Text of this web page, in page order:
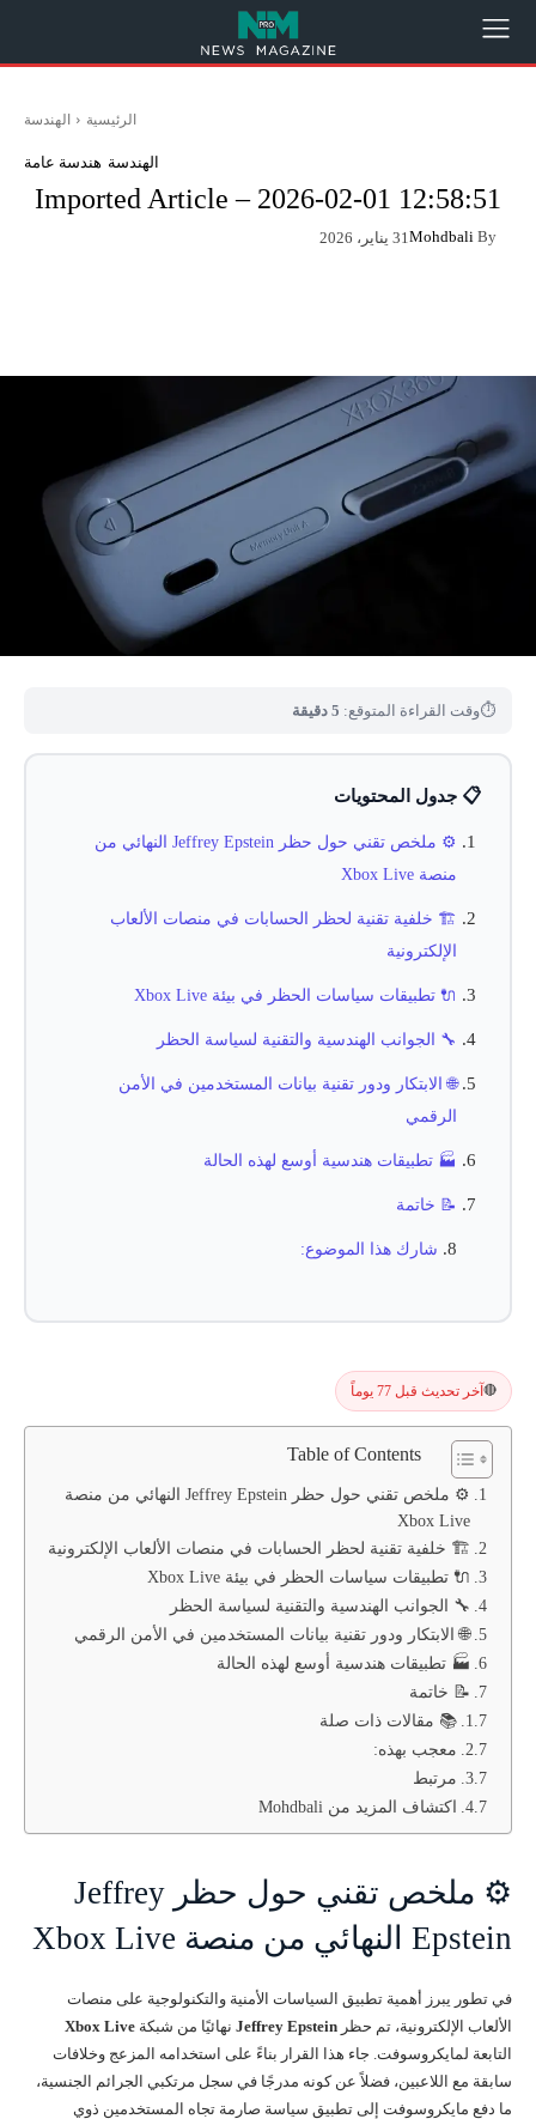
الرئيسية الهندسة
الهندسة هندسة عامة
Imported Article – 2026-02-01 12:58:51
By
Mohdbali 31 يناير، 2026
⏱وقت القراءة المتوقع: 5 دقيقة
📋 جدول المحتويات
⚙️ ملخص تقني حول حظر Jeffrey Epstein النهائي من
منصة Xbox Live
🏗️ خلفية تقنية لحظر الحسابات في منصات الألعاب
الإلكترونية
🔌 تطبيقات سياسات الحظر في بيئة Xbox Live
🔧 الجوانب الهندسية والتقنية لسياسة الحظر
🌐 الابتكار ودور تقنية بيانات المستخدمين في الأمن
الرقمي
🏭 تطبيقات هندسية أوسع لهذه الحالة
📝 خاتمة
شارك هذا الموضوع:
🔴آخر تحديث قبل 77 يوماً
Table of Contents
⚙️ ملخص تقني حول حظر Jeffrey Epstein النهائي من منصة
Xbox Live
🏗️ خلفية تقنية لحظر الحسابات في منصات الألعاب الإلكترونية
🔌 تطبيقات سياسات الحظر في بيئة Xbox Live
🔧 الجوانب الهندسية والتقنية لسياسة الحظر
🌐 الابتكار ودور تقنية بيانات المستخدمين في الأمن الرقمي
🏭 تطبيقات هندسية أوسع لهذه الحالة
📝 خاتمة
📚 مقالات ذات صلة
معجب بهذه:
مرتبط
اكتشاف المزيد من Mohdbali
⚙️ ملخص تقني حول حظر Jeffrey
Epstein النهائي من منصة Xbox Live
في تطور يبرز أهمية تطبيق السياسات الأمنية والتكنولوجية على منصات
الألعاب الإلكترونية، تم حظر Jeffrey Epstein نهائيًا من شبكة Xbox Live
التابعة لمايكروسوفت. جاء هذا القرار بناءً على استخدامه المزعج وخلافات
سابقة مع اللاعبين، فضلاً عن كونه مدرجًا في سجل مرتكبي الجرائم الجنسية،
ما دفع مايكروسوفت إلى تطبيق سياسة صارمة تجاه المستخدمين ذوي